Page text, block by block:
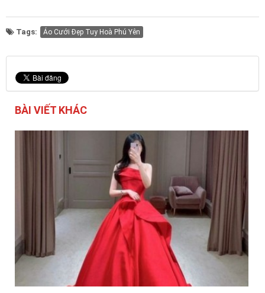
Tags: Áo Cưới Đẹp Tuy Hoà Phú Yên
BÀI VIẾT KHÁC